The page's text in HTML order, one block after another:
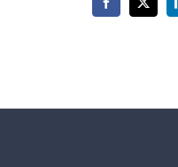
Facebook
X